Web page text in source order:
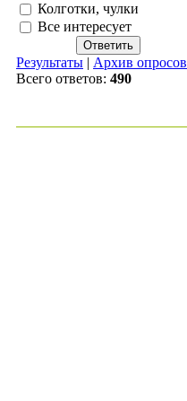
Колготки, чулки
Все интересует
Результаты | Архив опросов
Всего ответов: 490